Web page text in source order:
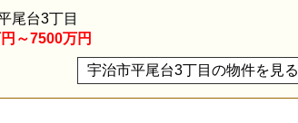
宇治市平尾台3丁目の物件を見る
尾台3丁目
～7500万円